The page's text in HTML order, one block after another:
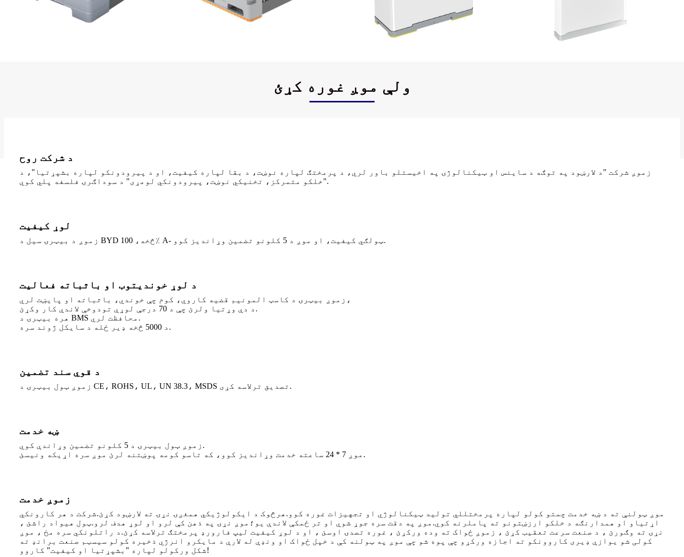
ولې موږ غوره کړئ
د شرکت روح
زموږ شرکت "د لارښود په توګه د ساینس او ​​​​ټیکنالوژۍ په اخیستلو باور لري، د پرمختګ لپاره نوښت، د بقا لپاره کیفیت، او د پیرودونکو لپاره بشپړتیا"، د
"خلکو متمرکز، تخنیکي نوښت، پیرودونکي لومړی" د سوداګرۍ فلسفه پلي کوي.
لوړ کیفیت
زموږ د بیټرۍ سیل د BYD څخه، 100٪ A- ټولګي کیفیت، او موږ د 5 کلونو تضمین وړاندیز کوو.
د لوړ خوندیتوب او باثباته فعالیت
زموږ بیټرۍ د کاسټ المونیم قضیه کاروي، کوم چې خوندي، باثباته او پایښت لري،
د دې وړتیا ولرئ چې د 70 درجې لوړې تودوخې لاندې کار وکړئ.
هره بیټرۍ د BMS محافظت لري.
د 5000 څخه ډیر ځله د سایکل ژوند سره.
د قوي سند تضمین
زموږ ټول بیټرۍ د CE، ROHS، UL، UN 38.3، MSDS تصدیق ترلاسه کړی.
ښه خدمت
زموږ ټول بیټرۍ د 5 کلونو تضمین وړاندې کوي.
موږ 7 * 24 ساعته خدمت وړاندیز کوو، که تاسو کومه پوښتنه لرئ موږ سره اړیکه ونیسئ.
زموږ خدمت
موږ ټولنې ته د ښه خدمت چمتو کولو لپاره پرمختللي تولید ټیکنالوژي او تجهیزات غوره کوو.هرڅوک د ایکولوژیکي همغږۍ نړۍ ته لارښود کړئ.شرکت د هر کارونکي
اړتیاو او همدارنګه د خلکو ارزښتونو ته پاملرنه کوي.موږ په دقت سره جوړ شوي او تر ځمکې لاندې یو؛موږ نړۍ په ذهن کې لرو او لوړ هدف لرو.ټول هیواد راشئ ،
نړۍ ته وګورئ ، د صنعت سرعت تعقیب کړئ ، زموږ ځواک ته وده ورکړئ ، غوره تصدۍ اوسئ ، او د لوړ کیفیت لیپ فارورډ پرمختګ ترلاسه کړئ.د راتلونکي سره مخ ، موږ
کولی شو یوازې ډیری کاروونکو ته اجازه ورکړو چې پوه شو چې موږ په ټولنه کې د خپل ځواک او ونډې له لارې د مایکرو انرژي ذخیره کولو سیسټم صنعت برانډ ته
شکل ورکولو لپاره "بشپړتیا او کیفیت" کاروو!